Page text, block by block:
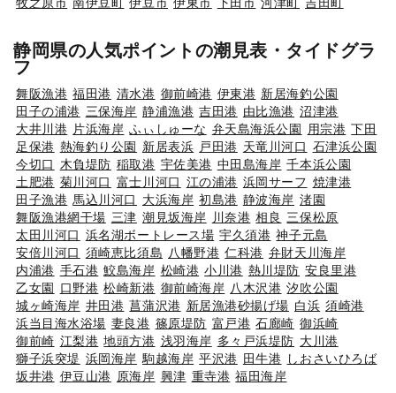
静岡県の人気ポイントの潮見表・タイドグラ
フ
舞阪漁港 福田港 清水港 御前崎港 伊東港 新居海釣公園
田子の浦港 三保海岸 静浦漁港 吉田港 由比漁港 沼津港
大井川港 片浜海岸 ふぃしゅーな 弁天島海浜公園 用宗港 下田
足保港 熱海釣り公園 新居表浜 戸田港 天竜川河口 石津浜公園
今切口
木負堤防 稲取港 宇佐美港 中田島海岸 千本浜公園
土肥港 菊川河口 富士川河口 江の浦港 浜岡サーフ 焼津港
田子漁港 馬込川河口 大浜海岸 初島港 静波海岸 渚園
舞阪漁港網干場 三津 潮見坂海岸 川奈港 相良 三保松原
太田川河口 浜名湖ボートレース場 宇久須港 神子元島
安倍川河口 須崎恵比須島 八幡野港 仁科港 弁財天川海岸
内浦港 手石港 鮫島海岸 松崎港 小川港 熱川堤防 安良里港
乙女園 口野港 松崎新港 御前崎海岸 八木沢港 汐吹公園
城ヶ崎海岸 井田港 菖蒲沢港 新居漁港砂揚げ場 白浜 須崎港
浜当目海水浴場 妻良港 篠原堤防 富戸港 石廊崎 御浜崎
御前崎 江梨港 地頭方港 浅羽海岸 多々戸浜堤防 大川港
獅子浜突堤 浜岡海岸 駒越海岸 平沢港 田牛港 しおさいひろば
坂井港 伊豆山港 原海岸 興津 重寺港 福田海岸